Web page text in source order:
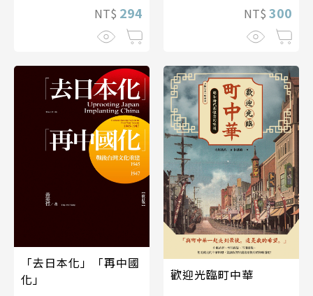
NT$ 294 NT$ 300
「去日本化」「再中國
化」
歡迎光臨町中華